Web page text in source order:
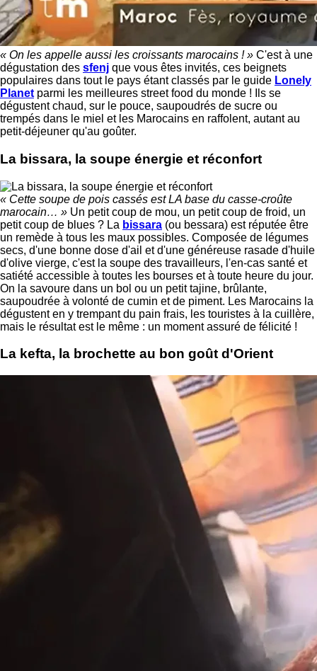
« On les appelle aussi les croissants marocains ! » C'est à une
dégustation des sfenj que vous êtes invités, ces beignets
populaires dans tout le pays étant classés par le guide Lonely
Planet parmi les meilleures street food du monde ! Ils se
dégustent chaud, sur le pouce, saupoudrés de sucre ou
trempés dans le miel et les Marocains en raffolent, autant au
petit-déjeuner qu'au goûter.
La bissara, la soupe énergie et réconfort
« Cette soupe de pois cassés est LA base du casse-croûte
marocain… » Un petit coup de mou, un petit coup de froid, un
petit coup de blues ? La bissara (ou bessara) est réputée être
un remède à tous les maux possibles. Composée de légumes
secs, d'une bonne dose d'ail et d'une généreuse rasade d'huile
d'olive vierge, c'est la soupe des travailleurs, l'en-cas santé et
satiété accessible à toutes les bourses et à toute heure du jour.
On la savoure dans un bol ou un petit tajine, brûlante,
saupoudrée à volonté de cumin et de piment. Les Marocains la
dégustent en y trempant du pain frais, les touristes à la cuillère,
mais le résultat est le même : un moment assuré de félicité !
La kefta, la brochette au bon goût d'Orient